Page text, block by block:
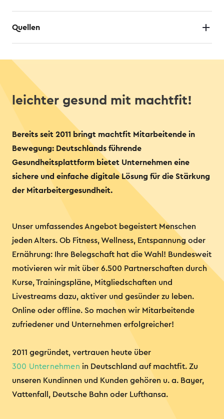
Quellen
leichter gesund mit machtfit!
Bereits seit 2011 bringt machtfit Mitarbeitende in
Bewegung: Deutschlands führende
Gesundheitsplattform bietet Unternehmen eine
sichere und einfache digitale Lösung für die Stärkung
der Mitarbeitergesundheit.
Unser umfassendes Angebot begeistert Menschen
jeden Alters. Ob Fitness, Wellness, Entspannung oder
Ernährung: Ihre Belegschaft hat die Wahl! Bundesweit
motivieren wir mit über 6.500 Partnerschaften durch
Kurse, Trainingspläne, Mitgliedschaften und
Livestreams dazu, aktiver und gesünder zu leben.
Online oder offline. So machen wir Mitarbeitende
zufriedener und Unternehmen erfolgreicher!
2011 gegründet, vertrauen heute über
300 Unternehmen in Deutschland auf machtfit. Zu
unseren Kundinnen und Kunden gehören u. a. Bayer,
Vattenfall, Deutsche Bahn oder Lufthansa.